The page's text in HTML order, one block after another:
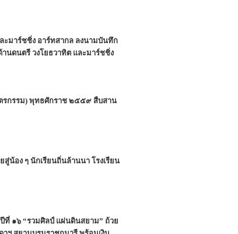
มาร์ชชิ่ง อาร์ทสากล ลงนามบันทึก
ดนตรี วงโยธวาทิต และมาร์ชชิ่ง
รกรรม) พุทธศักราช ๒๕๕๙ สืบสาน
น้อง ๆ นักเรียนถิ่นล้านนา โรงเรียน
ที่ ๑๖ “รวมศิลป์ แผ่นดินสยาม” ถ้วย